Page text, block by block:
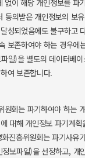
동의받은 개인정보의 보
성되었음에도 불구하고
보존하여야 하는 경우에
일)을 별도의 데이터베
여 보존합니다.
원회는 파기하여야 하는
대해 개인정보 파기계획
진흥위원회는 파기사유
정보파일)을 선정하고, 개